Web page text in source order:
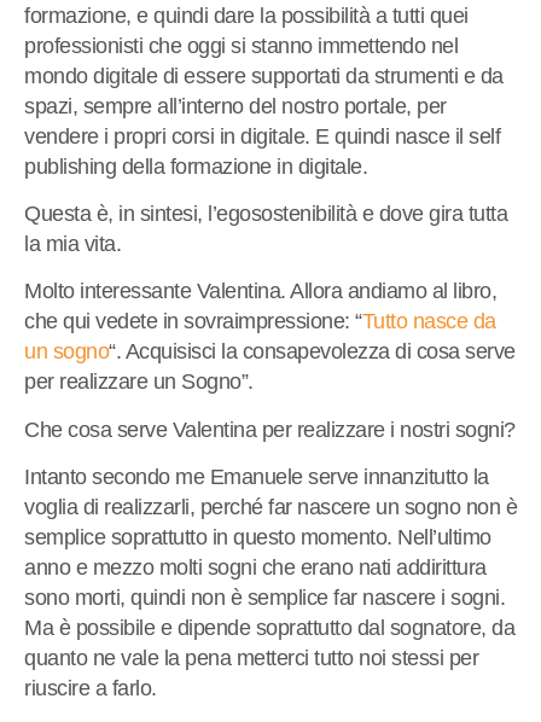
formazione, e quindi dare la possibilità a tutti quei
professionisti che oggi si stanno immettendo nel
mondo digitale di essere supportati da strumenti e da
spazi, sempre all’interno del nostro portale, per
vendere i propri corsi in digitale. E quindi nasce il self
publishing della formazione in digitale.
Questa è, in sintesi, l’egosostenibilità e dove gira tutta
la mia vita.
Molto interessante Valentina. Allora andiamo al libro,
che qui vedete in sovraimpressione: “Tutto nasce da
un sogno“. Acquisisci la consapevolezza di cosa serve
per realizzare un Sogno”.
Che cosa serve Valentina per realizzare i nostri sogni?
Intanto secondo me Emanuele serve innanzitutto la
voglia di realizzarli, perché far nascere un sogno non è
semplice soprattutto in questo momento. Nell’ultimo
anno e mezzo molti sogni che erano nati addirittura
sono morti, quindi non è semplice far nascere i sogni.
Ma è possibile e dipende soprattutto dal sognatore, da
quanto ne vale la pena metterci tutto noi stessi per
riuscire a farlo.